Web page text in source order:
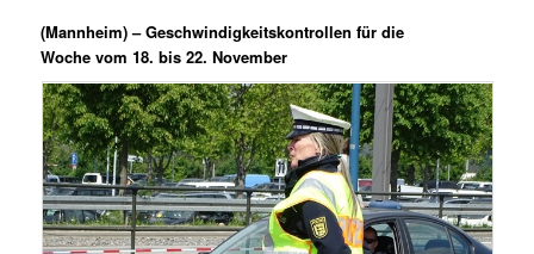
(Mannheim) –Geschwindigkeitskontrollen für die
Woche vom 18. bis 22. November